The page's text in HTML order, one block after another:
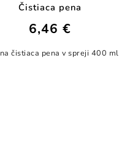
Čistiaca pena
6,46 €
čistiaca pena v spreji 400 ml